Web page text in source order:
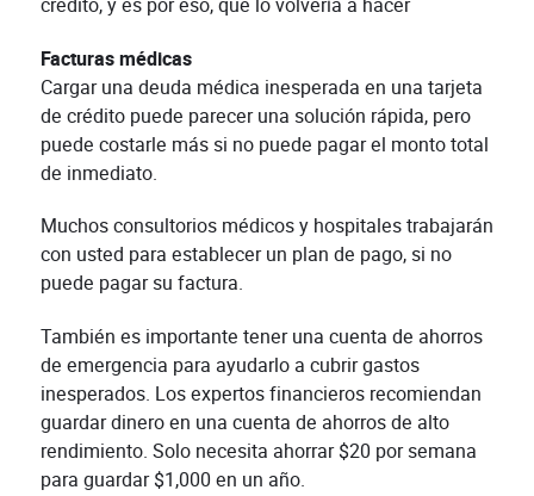
Facturas médicas
Cargar una deuda médica inesperada en una tarjeta
de crédito puede parecer una solución rápida, pero
puede costarle más si no puede pagar el monto total
de inmediato.
Muchos consultorios médicos y hospitales trabajarán
con usted para establecer un plan de pago, si no
puede pagar su factura.
También es importante tener una cuenta de ahorros
de emergencia para ayudarlo a cubrir gastos
inesperados. Los expertos financieros recomiendan
guardar dinero en una cuenta de ahorros de alto
rendimiento. Solo necesita ahorrar $20 por semana
para guardar $1,000 en un año.